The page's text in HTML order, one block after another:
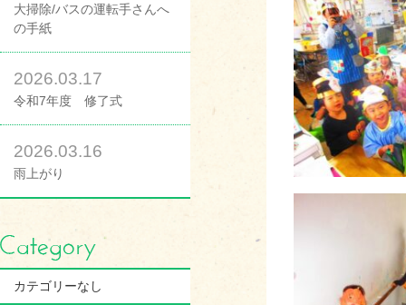
大掃除/バスの運転手さんへ
の手紙
2026.03.17
令和7年度 修了式
2026.03.16
雨上がり
カテゴリーなし